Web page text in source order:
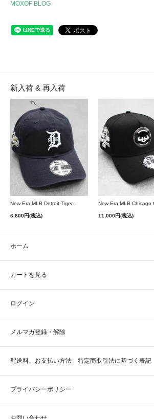
MOXOF BLOG
新入荷 & 再入荷
New Era MLB Detroit Tigers Postseason 9Twenty Strapback Cap - Navy
6,600円(税込) 11,000円(税込)
ホーム
カートを見る
ログイン
メルマガ登録・解除
配送料、お支払い方法、特定商取引法に基づく表記
プライバシーポリシー
お問い合わせ